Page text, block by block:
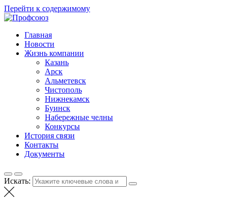
Перейти к содержимому
Таттелеком
Главная
Новости
Жизнь компании
Казань
Арск
Альметевск
Чистополь
Нижнекамск
Буинск
Набережные челны
Конкурсы
История связи
Контакты
Документы
Искать: